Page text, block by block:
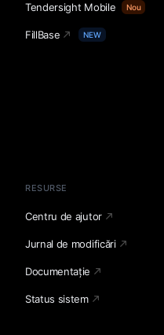
Tendersight Mobile Nou
FillBase NEW
RESURSE
Centru de ajutor
Jurnal de modificări
Documentație
Status sistem